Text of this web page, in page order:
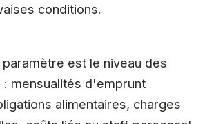
conditions.
est le niveau des
mensualités d'emprunt
alimentaires, charges